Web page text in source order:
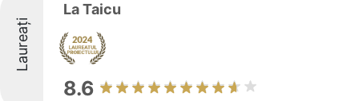
Laureați
La Taicu
8.6